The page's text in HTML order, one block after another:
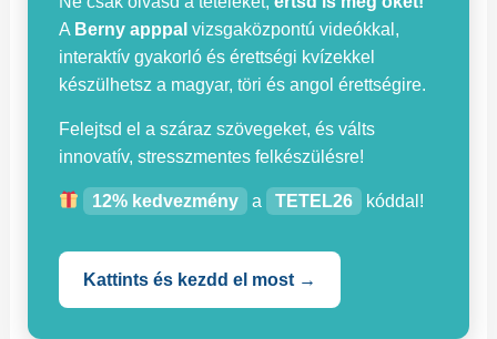
A Berny apppal vizsgaközpontú videókkal,
interaktív gyakorló és érettségi kvízekkel
készülhetsz a magyar, töri és angol érettségire.
Felejtsd el a száraz szövegeket, és válts
innovatív, stresszmentes felkészülésre!
12% kedvezmény a TETEL26 kóddal!
Kattints és kezdd el most →